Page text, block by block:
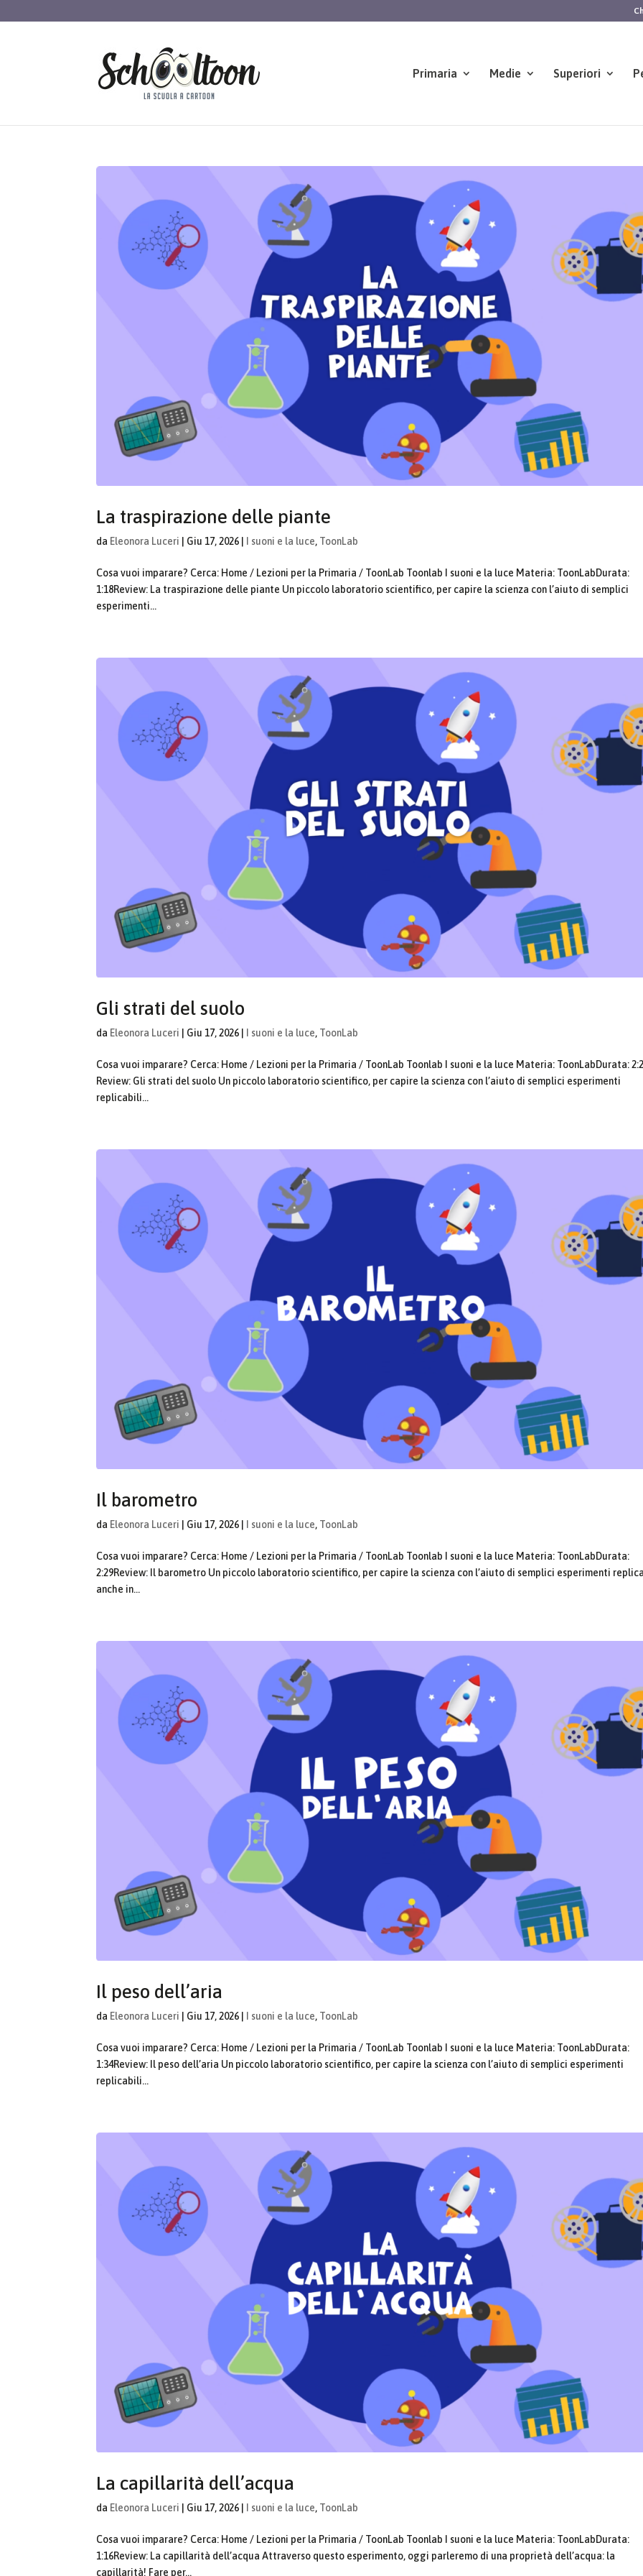
Primaria Medie Superiori
La traspirazione delle piante
da Eleonora Luceri Giu 17, 2026 I suoni e la luce, ToonLab
Cosa vuoi imparare? Cerca: Home / Lezioni per la Primaria / ToonLab Toonlab I suoni e la luce Materia: ToonLabDurata:
1:18Review: La traspirazione delle piante Un piccolo laboratorio scientifico, per capire la scienza con l’aiuto di semplici
esperimenti...
Gli strati del suolo
da Eleonora Luceri Giu 17, 2026 I suoni e la luce, ToonLab
Cosa vuoi imparare? Cerca: Home / Lezioni per la Primaria / ToonLab Toonlab I suoni e la luce Materia: ToonLabDurata:
Review: Gli strati del suolo Un piccolo laboratorio scientifico, per capire la scienza con l’aiuto di semplici esperimenti
replicabili...
Il barometro
da Eleonora Luceri Giu 17, 2026 I suoni e la luce, ToonLab
Cosa vuoi imparare? Cerca: Home / Lezioni per la Primaria / ToonLab Toonlab I suoni e la luce Materia: ToonLabDurata:
2:29Review: Il barometro Un piccolo laboratorio scientifico, per capire la scienza con l’aiuto di semplici esperimenti
anche in...
Il peso dell’aria
da Eleonora Luceri Giu 17, 2026 I suoni e la luce, ToonLab
Cosa vuoi imparare? Cerca: Home / Lezioni per la Primaria / ToonLab Toonlab I suoni e la luce Materia: ToonLabDurata:
1:34Review: Il peso dell’aria Un piccolo laboratorio scientifico, per capire la scienza con l’aiuto di semplici esperimenti
replicabili...
La capillarità dell’acqua
da Eleonora Luceri Giu 17, 2026 I suoni e la luce, ToonLab
Cosa vuoi imparare? Cerca: Home / Lezioni per la Primaria / ToonLab Toonlab I suoni e la luce Materia: ToonLabDurata:
1:16Review: La capillarità dell’acqua Attraverso questo esperimento, oggi parleremo di una proprietà dell’acqua: la
capillarità! Fare per...